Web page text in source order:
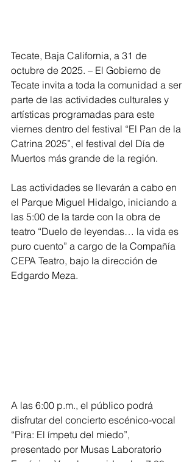
Tecate, Baja California, a 31 de
octubre de 2025. – El Gobierno de
Tecate invita a toda la comunidad a ser
parte de las actividades culturales y
artísticas programadas para este
viernes dentro del festival “El Pan de la
Catrina 2025”, el festival del Día de
Muertos más grande de la región.
Las actividades se llevarán a cabo en
el Parque Miguel Hidalgo, iniciando a
las 5:00 de la tarde con la obra de
teatro “Duelo de leyendas… la vida es
puro cuento” a cargo de la Compañía
CEPA Teatro, bajo la dirección de
Edgardo Meza.
A las 6:00 p.m., el público podrá
disfrutar del concierto escénico-vocal
“Pira: El ímpetu del miedo”,
presentado por Musas Laboratorio